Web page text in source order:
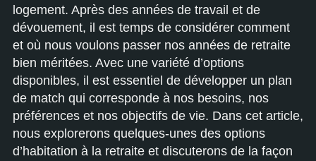
logement. Après des années de travail et de
dévouement, il est temps de considérer comment
et où nous voulons passer nos années de retraite
bien méritées. Avec une variété d’options
disponibles, il est essentiel de développer un plan
de match qui corresponde à nos besoins, nos
préférences et nos objectifs de vie. Dans cet article,
nous explorerons quelques-unes des options
d’habitation à la retraite et discuterons de la façon